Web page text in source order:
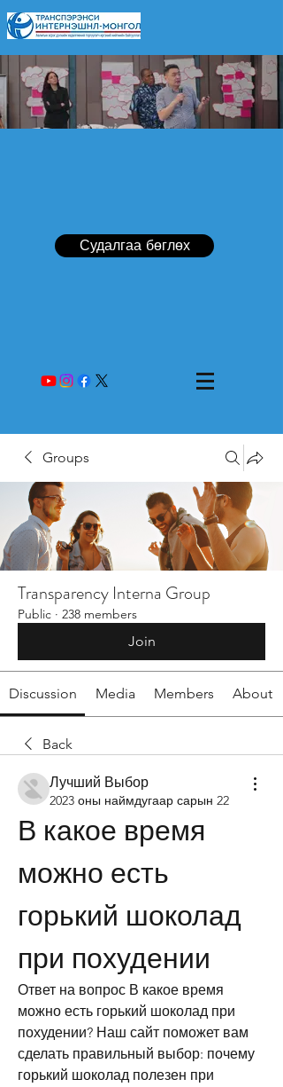
Судалгаа бөглөх
Groups
Transparency Interna Group
Public · 238 members
Join
Discussion Media Members About
Back
Лучший Выбор
2023 оны наймдугаар сарын 22
В какое время
можно есть
горький шоколад
при похудении
Ответ на вопрос В какое время
можно есть горький шоколад при
похудении? Наш сайт поможет вам
сделать правильный выбор: почему
горький шоколад полезен при